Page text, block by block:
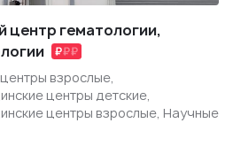
центр гематологии,
взрослые,
центры детские,
центры взрослые, Научные